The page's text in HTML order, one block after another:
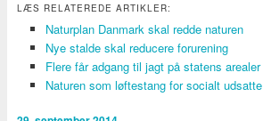
LÆS RELATEREDE ARTIKLER:
Naturplan Danmark skal redde naturen
Nye stalde skal reducere forurening
Flere får adgang til jagt på statens arealer
Naturen som løftestang for socialt udsatte